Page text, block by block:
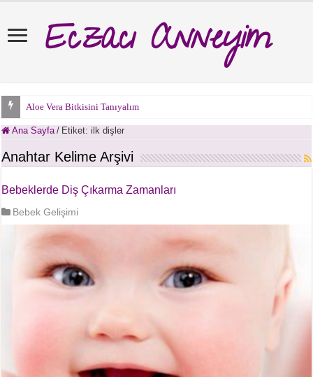
Eczacı Anneyim
Aloe Vera Bitkisini Tanıyalım
Ana Sayfa / Etiket:ilk dişler
Anahtar Kelime Arşivi
Bebeklerde Diş Çıkarma Zamanları
Bebek Gelişimi